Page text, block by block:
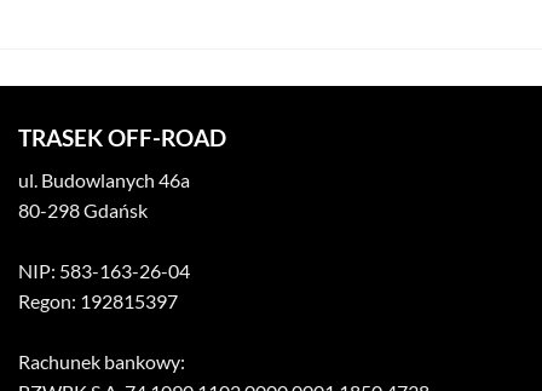
TRASEK OFF-ROAD
ul. Budowlanych 46a
80-298 Gdańsk
NIP: 583-163-26-04
Regon: 192815397
Rachunek bankowy: